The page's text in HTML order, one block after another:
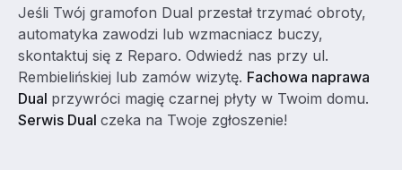
Jeśli Twój gramofon Dual przestał trzymać obroty,
automatyka zawodzi lub wzmacniacz buczy,
skontaktuj się z Reparo. Odwiedź nas przy ul.
Rembielińskiej lub zamów wizytę. Fachowa naprawa
Dual przywróci magię czarnej płyty w Twoim domu.
Serwis Dual czeka na Twoje zgłoszenie!